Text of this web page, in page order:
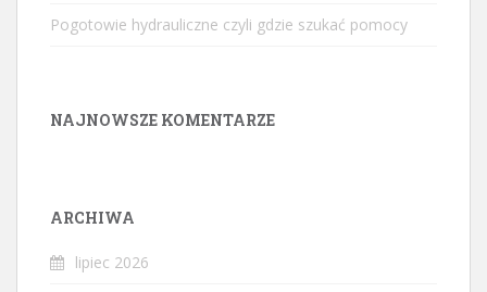
Pogotowie hydrauliczne czyli gdzie szukać pomocy
NAJNOWSZE KOMENTARZE
ARCHIWA
lipiec 2026